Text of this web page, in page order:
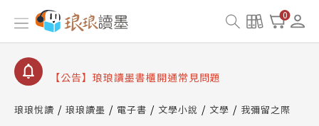
0
【公告】因 Readmoo 讀墨系統維護中，本站同步暫
停部分閱讀服務
【公告】琅琅讀墨數位閱讀資產合併與書櫃開通申請
【公告】琅琅讀墨書櫃開通常見問題
請圖文教學
琅琅悅讀 琅琅讀墨 電子書 文學小說 文學 我彌留之際